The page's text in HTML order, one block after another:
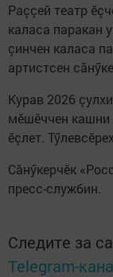
Раççей театр
каласа паракан
çинчен каласа
артистсен
Курав 2026
мӗшӗччен кашни
ӗçлет.
Сăнӳкерчӗк
пресс-службин.
Следите за
Telegram-